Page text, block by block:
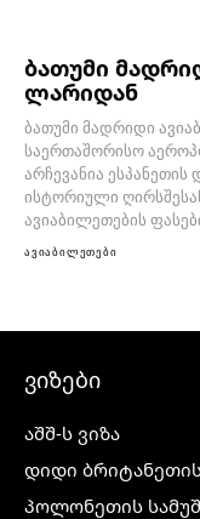
ბათუმი
ლარიდან
ბათუმი მადრიდი
საერთაშორისო
არჩევანია
ისტორიული
ავიაბილეთების
ავიაბილეთები
ვიზები
აშშ-ს ვიზა
დიდი
პოლონეთის